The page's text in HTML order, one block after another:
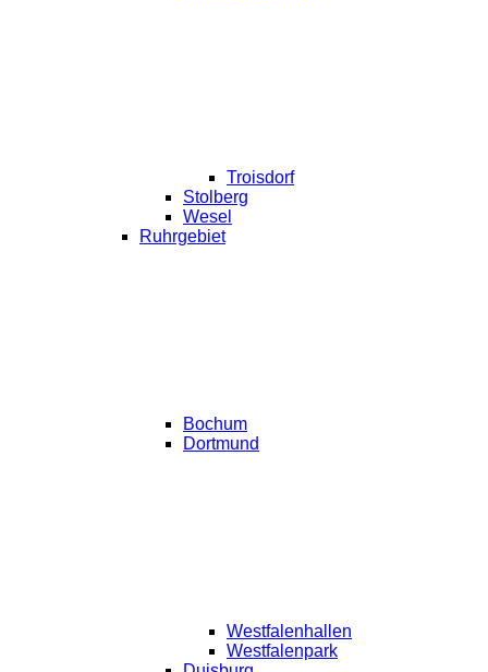
Troisdorf
Stolberg
Wesel
Ruhrgebiet
Bochum
Dortmund
Westfalenhallen
Westfalenpark